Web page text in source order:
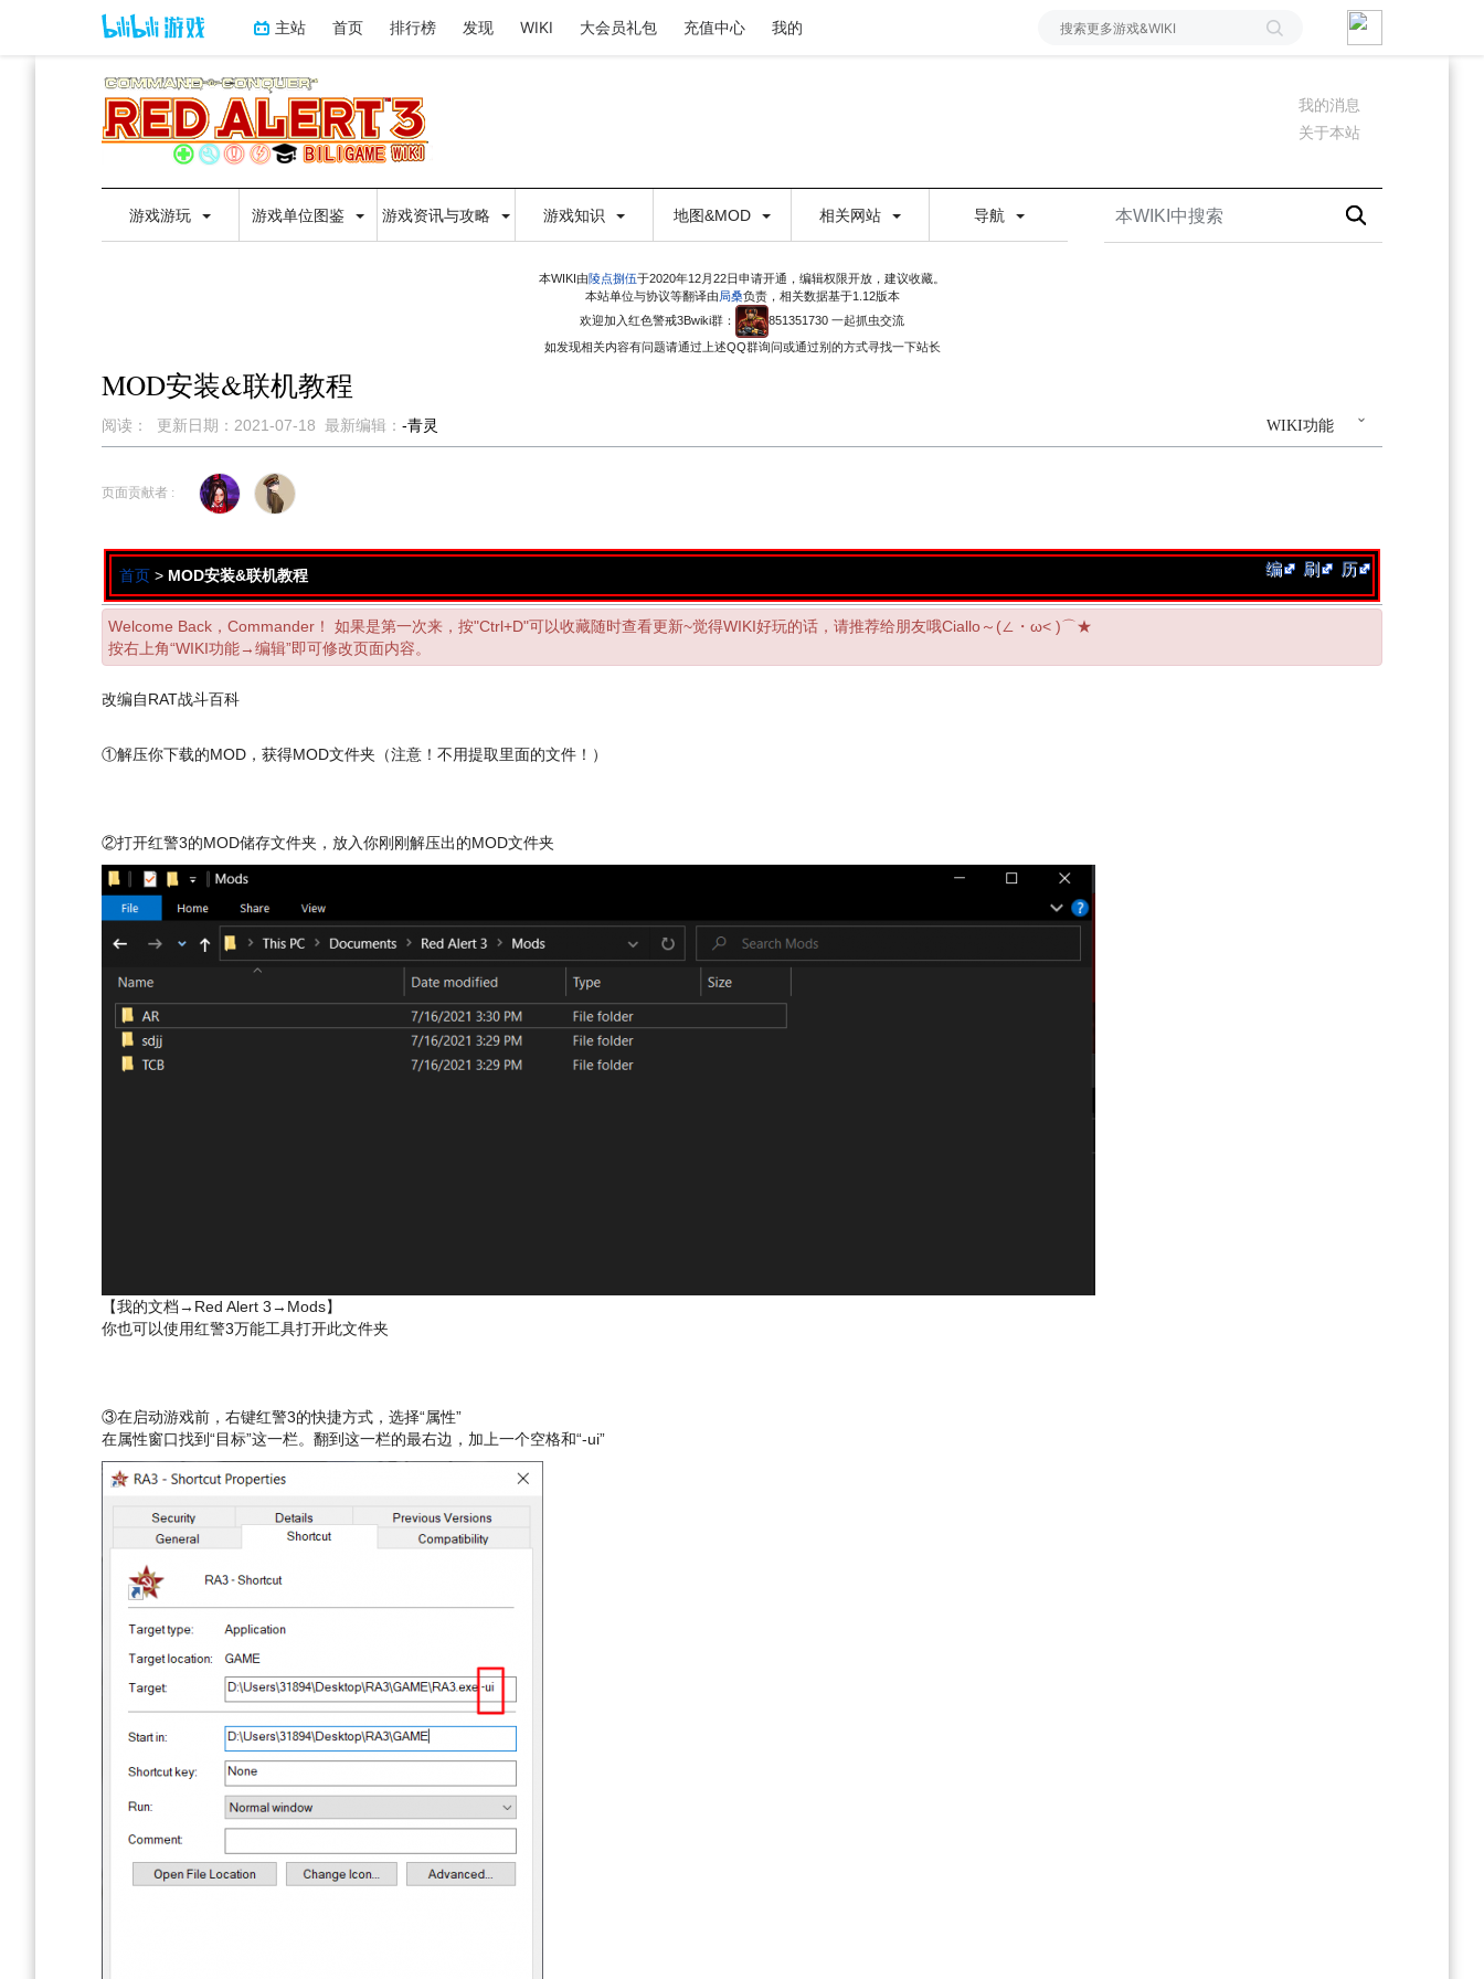
主站 首页 排行榜 发现 WIKI 大会员礼包 充值中心 我的
我的消息
关于本站
游戏游玩 游戏单位图鉴 游戏资讯与攻略 游戏知识 地图&MOD 相关网站 导航
本WIKI由陵点捌伍于2020年12月22日申请开通，编辑权限开放，建议收藏。
本站单位与协议等翻译由 局桑负责，相关数据基于1.12版本
欢迎加入红色警戒3Bwiki群：
851351730 一起抓虫交流
如发现相关内容有问题请通过上述QQ群询问或通过别的方式寻找一下站长
MOD安装&联机教程
WIKI功能
阅读： 更新日期： 2021-07-18 最新编辑： -青灵
到
到
页面贡献者 :
编 刷 历
首页 > MOD安装&联机教程
Welcome Back，Commander！ 如果是第一次来，按"Ctrl+D"可以收藏随时查看更新~觉得WIKI好玩的话，请推荐给朋友哦Ciallo～(∠・ω< )⌒★
按右上角“WIKI功能→编辑”即可修改页面内容。
改编自RAT战斗百科
①解压你下载的MOD，获得MOD文件夹（注意！不用提取里面的文件！）
②打开红警3的MOD储存文件夹，放入你刚刚解压出的MOD文件夹
【我的文档→Red Alert 3→Mods】
你也可以使用红警3万能工具打开此文件夹
③在启动游戏前，右键红警3的快捷方式，选择“属性”
在属性窗口找到“目标”这一栏。翻到这一栏的最右边，加上一个空格和“-ui”